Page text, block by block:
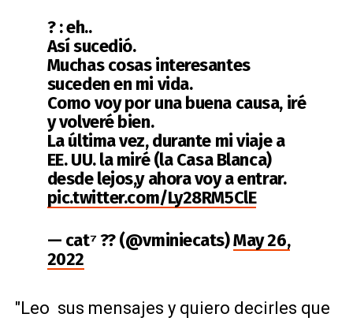
? : eh..
Así sucedió.
Muchas cosas interesantes
suceden en mi vida.
Como voy por una buena causa, iré
y volveré bien.
La última vez, durante mi viaje a
EE. UU. la miré (la Casa Blanca)
desde lejos,y ahora voy a entrar.
pic.twitter.com/Ly28RM5ClE
— cat⁷ ?? (@vminiecats)May 26,
2022
"Leo sus mensajes y quiero decirles que